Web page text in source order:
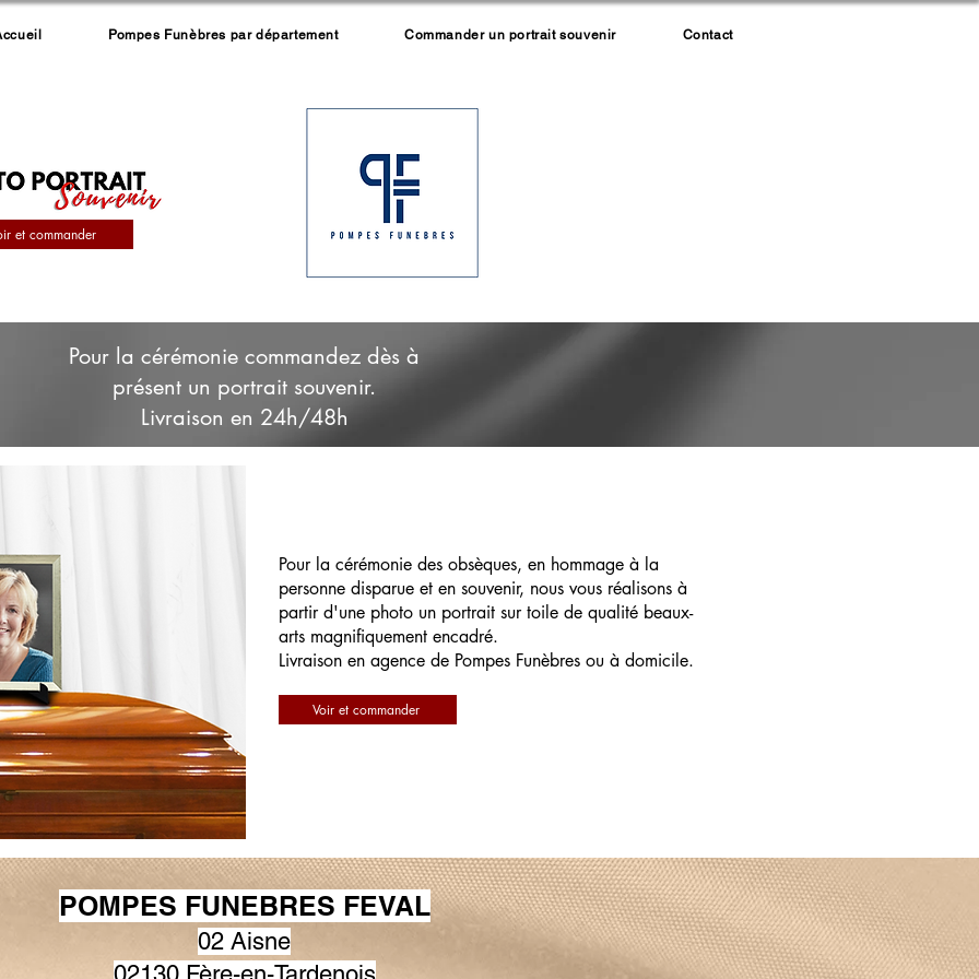
Pompes Funèbres par département Commander un portrait souvenir Contact
et commander
Pour la cérémonie commandez dès à
présent un portrait souvenir.
Livraison en 24h/48h
Pour la cérémonie des obsèques, en hommage à la
personne disparue et en souvenir, nous vous réalisons à
partir d'une photo un portrait sur toile de qualité beaux-
arts magnifiquement encadré.
Livraison en agence de Pompes Funèbres ou à domicile.
Voir et commander
POMPES FUNEBRES FEVAL
02 Aisne